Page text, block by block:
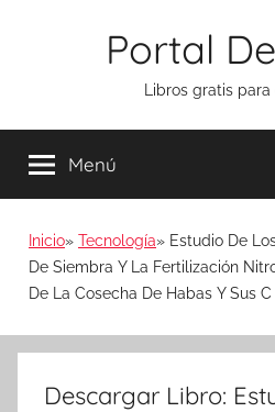
Portal
Libros gratis
Menú
Inicio Tecnología
Estudio De
De Siembra Y La Fertilización
De La Cosecha De Habas Y Sus C
Descargar Libro: